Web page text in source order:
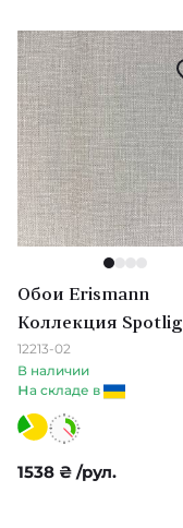
Zoffany
Pip Studio
Mini Me
Carmen
Oasis
Lounce
Topaz
Paloma &
Salinas
Momentum
Book of
1234
Обои Erismann
Коллекция
12213-02
В наличии
на складе в
1538 ₴ /рул.